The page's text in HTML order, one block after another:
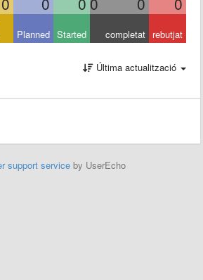
Planned Started completat rebutjat
Última actualització
support service by UserEcho